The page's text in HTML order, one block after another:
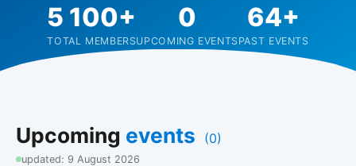
5 100+
TOTAL MEMBERS
0
UPCOMING EVENTS
64+
PAST EVENTS
Upcoming events (0)
updated: 9 August 2026